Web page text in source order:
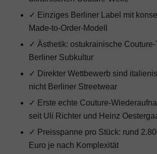
✓ Einziges Berliner Label mit
Made-to-Order-Modell
✓ Ästhetik: ostukrainische Couture-
Berliner Subkultur
✓ Direkter Wettbewerb sind
nicht Berliner Streetwear
✓ Erste echte Couture-
seit Uli Richter und Heinz
✓ Preisspanne pro Stück: rund
Euro je nach Komplexität